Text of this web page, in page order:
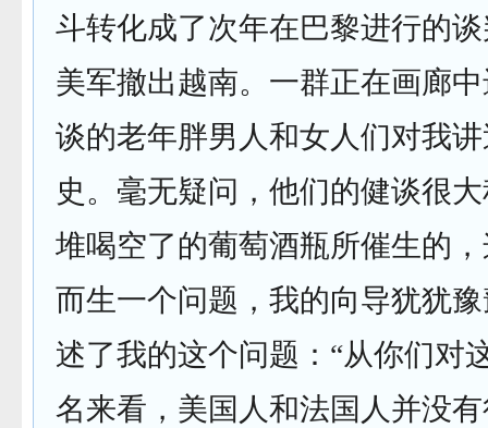
斗转化成了次年在巴黎进行的
美军撤出越南。一群正在画廊
谈的老年胖男人和女人们对我
史。毫无疑问，他们的健谈很
堆喝空了的葡萄酒瓶所催生的
而生一个问题，我的向导犹犹
述了我的这个问题：“从你们对
名来看，美国人和法国人并没